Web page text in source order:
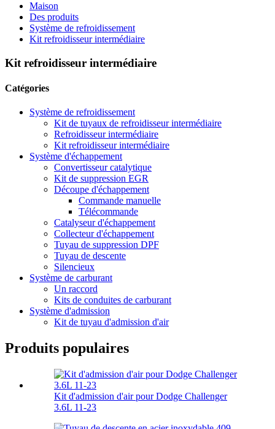
Maison
Des produits
Système de refroidissement
Kit refroidisseur intermédiaire
Kit refroidisseur intermédiaire
Catégories
Système de refroidissement
Kit de tuyaux de refroidisseur intermédiaire
Refroidisseur intermédiaire
Kit refroidisseur intermédiaire
Système d'échappement
Convertisseur catalytique
Kit de suppression EGR
Découpe d'échappement
Commande manuelle
Télécommande
Catalyseur d'échappement
Collecteur d'échappement
Tuyau de suppression DPF
Tuyau de descente
Silencieux
Système de carburant
Un raccord
Kits de conduites de carburant
Système d'admission
Kit de tuyau d'admission d'air
Produits populaires
Kit d'admission d'air pour Dodge Challenger
3.6L 11-23